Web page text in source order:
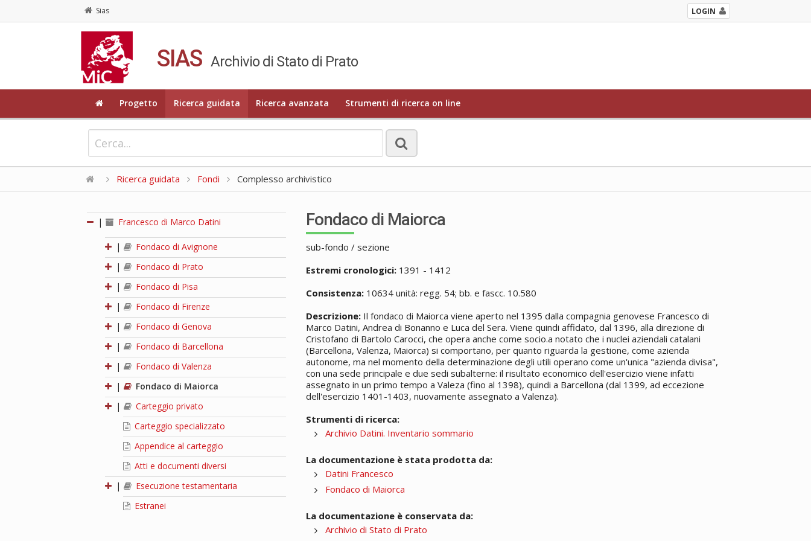
Sias LOGIN
SIAS Archivio di Stato di Prato
Progetto Ricerca guidata Ricerca avanzata Strumenti di ricerca on line
Ricerca guidata Fondi Complesso archivistico
| Francesco di Marco Datini
|
Fondaco di Avignone
|
Fondaco di Prato
|
Fondaco di Pisa
|
Fondaco di Firenze
|
Fondaco di Genova
|
Fondaco di Barcellona
|
Fondaco di Valenza
|
Fondaco di Maiorca
|
Carteggio privato
Carteggio specializzato
Appendice al carteggio
Atti e documenti diversi
|
Esecuzione testamentaria
Estranei
Fondaco di Maiorca
sub-fondo / sezione
Estremi cronologici: 1391 - 1412
Consistenza: 10634 unità: regg. 54; bb. e fascc. 10.580
Descrizione: Il fondaco di Maiorca viene aperto nel 1395 dalla compagnia genovese Francesco di
Marco Datini, Andrea di Bonanno e Luca del Sera. Viene quindi affidato, dal 1396, alla direzione di
Cristofano di Bartolo Carocci, che opera anche come socio.a notato che i nuclei aziendali catalani
(Barcellona, Valenza, Maiorca) si comportano, per quanto riguarda la gestione, come azienda
autonome, ma nel momento della determinazione degli utili operano come un'unica "azienda divisa",
con una sede principale e due sedi subalterne: il risultato economico dell'esercizio viene infatti
assegnato in un primo tempo a Valeza (fino al 1398), quindi a Barcellona (dal 1399, ad eccezione
dell'esercizio 1401-1403, nuovamente assegnato a Valenza).
Strumenti di ricerca:
Archivio Datini. Inventario sommario
La documentazione è stata prodotta da:
Datini Francesco
Fondaco di Maiorca
La documentazione è conservata da:
Archivio di Stato di Prato